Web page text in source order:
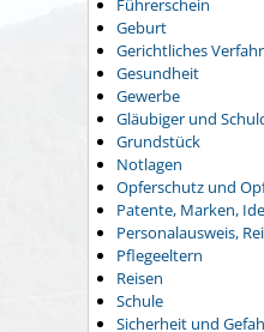
Führerschein
Geburt
Gerichtliches
Gesundheit
Gewerbe
Gläubiger und
Grundstück
Notlagen
Opferschutz und
Patente, Marken,
Personalausweis,
Pflegeeltern
Reisen
Schule
Sicherheit und